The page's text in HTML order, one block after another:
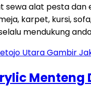
sewa alat pesta
karpet, kursi,
mendukung